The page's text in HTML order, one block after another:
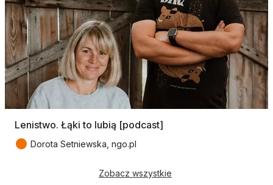
Lenistwo. Łąki to lubią [podcast]
● Dorota Setniewska, ngo.pl
Zobacz wszystkie